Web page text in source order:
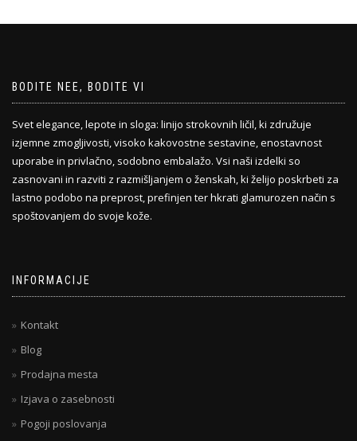
BODITE NEE, BODITE VI
Svet elegance, lepote in sloga: linijo strokovnih ličil, ki združuje
izjemne zmogljivosti, visoko kakovostne sestavine, enostavnost
uporabe in privlačno, sodobno embalažo. Vsi naši izdelki so
zasnovani in razviti z razmišljanjem o ženskah, ki želijo poskrbeti za
lastno podobo na preprost, prefinjen ter hkrati glamurozen način s
spoštovanjem do svoje kože.
INFORMACIJE
Kontakt
Blog
Prodajna mesta
Izjava o zasebnosti
Pogoji poslovanja